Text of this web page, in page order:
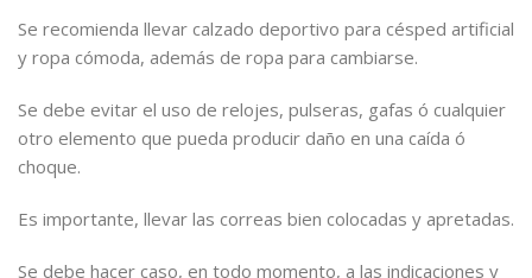
Se recomienda llevar calzado deportivo para césped artificial
y ropa cómoda, además de ropa para cambiarse.
Se debe evitar el uso de relojes, pulseras, gafas ó cualquier
otro elemento que pueda producir daño en una caída ó
choque.
Es importante, llevar las correas bien colocadas y apretadas.
Se debe hacer caso, en todo momento, a las indicaciones y